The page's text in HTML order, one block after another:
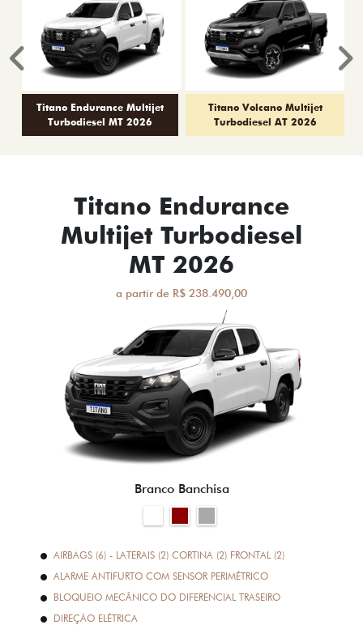
Titano Endurance Multijet
Turbodiesel MT 2026
Titano Volcano Multijet
Turbodiesel AT 2026
Anterior
Titano Endurance
Multijet Turbodiesel
MT 2026
a partir de R$ 238.490,00
Branco Banchisa
AIRBAGS (6) - LATERAIS (2) CORTINA (2) FRONTAL (2)
ALARME ANTIFURTO COM SENSOR PERIMÉTRICO
BLOQUEIO MECÂNICO DO DIFERENCIAL TRASEIRO
DIREÇÃO ELÉTRICA